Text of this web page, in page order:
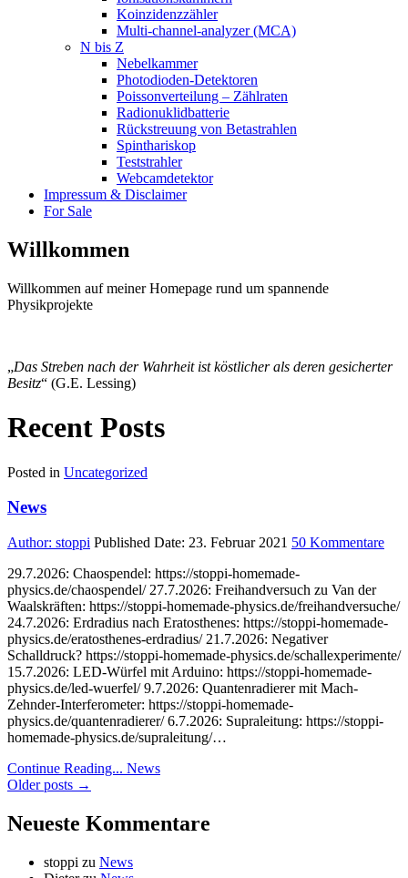
Koinzidenzzähler
Multi-channel-analyzer (MCA)
N bis Z
Nebelkammer
Photodioden-Detektoren
Poissonverteilung – Zählraten
Radionuklidbatterie
Rückstreuung von Betastrahlen
Spinthariskop
Teststrahler
Webcamdetektor
Impressum & Disclaimer
For Sale
Willkommen
Willkommen auf meiner Homepage rund um spannende
Physikprojekte
„Das Streben nach der Wahrheit ist köstlicher als deren gesicherter
Besitz“ (G.E. Lessing)
Recent Posts
Posted in Uncategorized
News
Author: stoppi Published Date: 23. Februar 2021 50 Kommentarezu
29.7.2026: Chaospendel: https://stoppi-homemade-
physics.de/chaospendel/ 27.7.2026: Freihandversuch zu Van der
Waalskräften: https://stoppi-homemade-physics.de/freihandversuche/
24.7.2026: Erdradius nach Eratosthenes: https://stoppi-homemade-
physics.de/eratosthenes-erdradius/ 21.7.2026: Negativer
Schalldruck? https://stoppi-homemade-physics.de/schallexperimente/
15.7.2026: LED-Würfel mit Arduino: https://stoppi-homemade-
physics.de/led-wuerfel/ 9.7.2026: Quantenradierer mit Mach-
Zehnder-Interferometer: https://stoppi-homemade-
physics.de/quantenradierer/ 6.7.2026: Supraleitung: https://stoppi-
homemade-physics.de/supraleitung/…
Continue Reading... News
Beitragsnavigation
Older posts →
Neueste Kommentare
stoppi zu News